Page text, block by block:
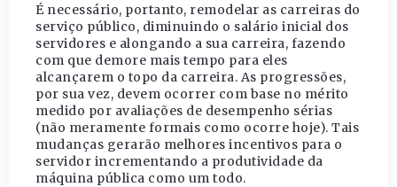
É necessário, portanto, remodelar as carreiras do
serviço público, diminuindo o salário inicial dos
servidores e alongando a sua carreira, fazendo
com que demore mais tempo para eles
alcançarem o topo da carreira. As progressões,
por sua vez, devem ocorrer com base no mérito
medido por avaliações de desempenho sérias
(não meramente formais como ocorre hoje). Tais
mudanças gerarão melhores incentivos para o
servidor incrementando a produtividade da
máquina pública como um todo.